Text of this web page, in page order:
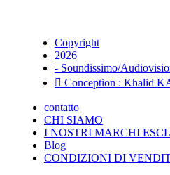
Copyright
2026
- Soundissimo/
Conception : Khalid
contatto
CHI SIAMO
I NOSTRI MARCHI
Blog
CONDIZIONI DI